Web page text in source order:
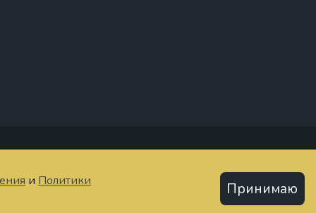
Политика конфиденциальности
и Политики
Принимаю